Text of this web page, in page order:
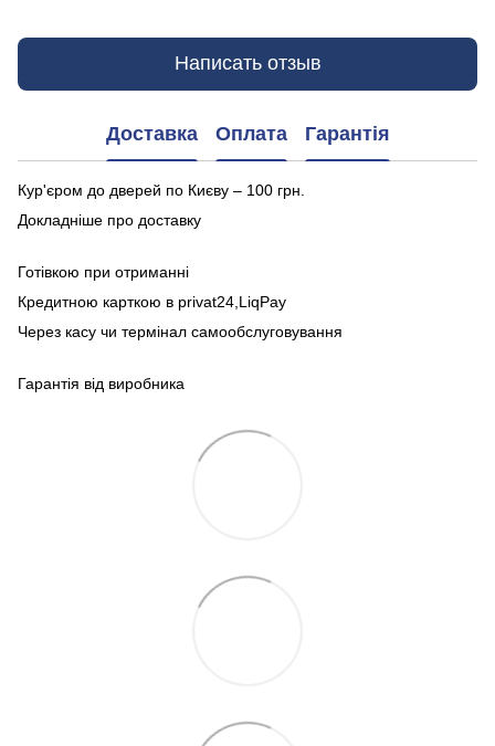
Написать отзыв
Доставка Оплата Гарантія
Кур'єром до дверей по Києву – 100 грн.
Докладніше про доставку
Готівкою при отриманні
Кредитною карткою в privat24,LiqPay
Через касу чи термінал самообслуговування
Гарантія від виробника